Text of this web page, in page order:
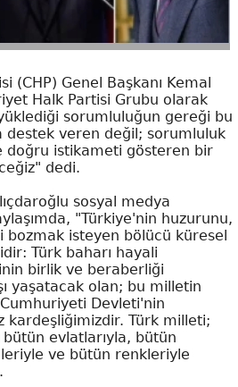
(CHP) Genel Başkanı Kemal
Halk Partisi Grubu olarak
sorumluluğun gereği bu
destek veren değil; sorumluluk
doğru istikameti gösteren bir
dedi.
sosyal medya
"Türkiye'nin huzurunu,
bozmak isteyen bölücü küresel
Türk baharı hayali
birlik ve beraberliği
yaşatacak olan; bu milletin
Devleti'nin
kardeşliğimizdir. Türk milleti;
bütün evlatlarıyla, bütün
ve bütün renkleriyle